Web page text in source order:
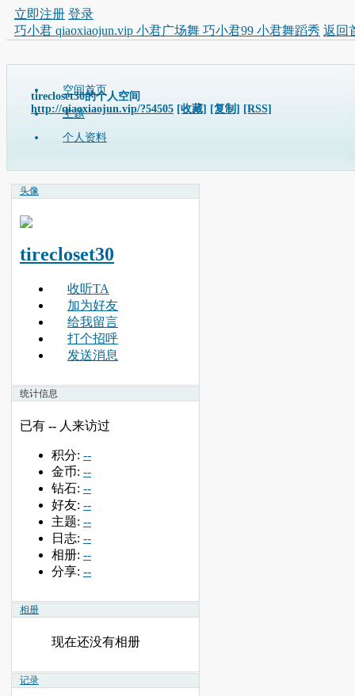
立即注册 登录
巧小君 qiaoxiaojun.vip 小君广场舞 巧小君99 小君舞蹈秀 返回
tirecloset30的个人空间
http://qiaoxiaojun.vip/?54505 [收藏] [复制] [RSS]
空间首页
主题
个人资料
头像
tirecloset30
收听TA
加为好友
给我留言
打个招呼
发送消息
统计信息
已有 -- 人来访过
积分: --
金币: --
钻石: --
好友: --
主题: --
日志: --
相册: --
分享: --
相册
现在还没有相册
记录